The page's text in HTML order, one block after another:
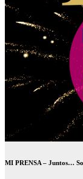
MI PRENSA – Juntos…